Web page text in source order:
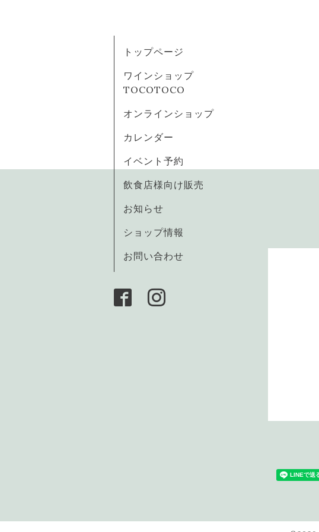
トップページ
ワインショップ
TOCOTOCO
オンラインショップ
カレンダー
イベント予約
飲食店様向け販売
お知らせ
ショップ情報
お問い合わせ